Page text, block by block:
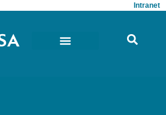
Intranet